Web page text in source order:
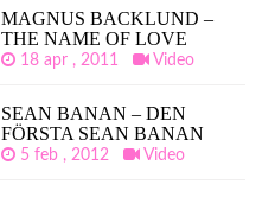
MAGNUS BACKLUND –
THE NAME OF LOVE
18 apr , 2011 Video
SEAN BANAN – DEN
FÖRSTA SEAN BANAN
5 feb , 2012 Video